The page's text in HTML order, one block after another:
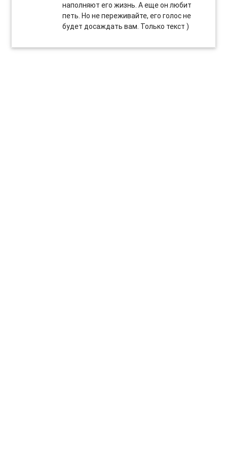
наполняют его жизнь. А еще он любит
петь. Но не переживайте, его голос не
будет досаждать вам. Только текст )